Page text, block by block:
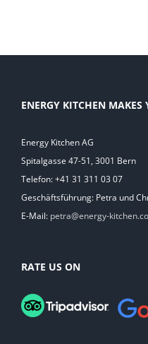
ENERGY KITCHEN MAKES
Energy Kitchen AG
Spitalgasse 47-51, 3001 Bern
Telefon: +41 31 311 03 07
Geschäftsführung: Petra und
E-Mail: petra@energy-
RATE US ON